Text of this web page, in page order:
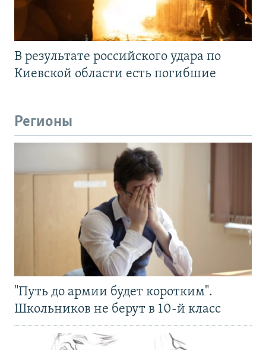
В результате российского удара по
Киевской области есть погибшие
Регионы
"Путь до армии будет коротким".
Школьников не берут в 10-й класс